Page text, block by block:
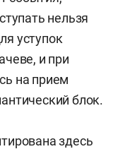
нельзя
уступок
и при
на прием
блок.
здесь